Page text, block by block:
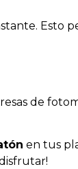
Esto
de
en tus